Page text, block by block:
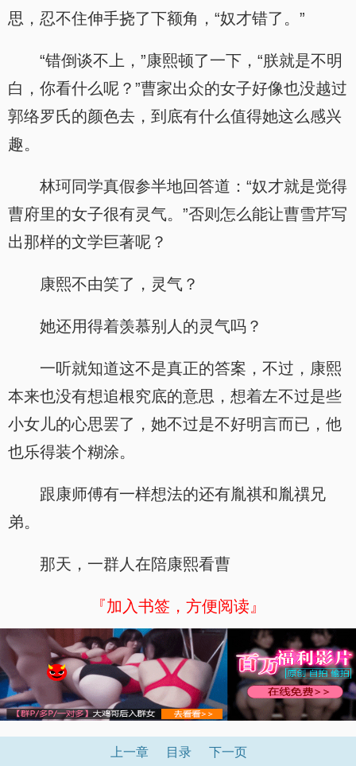
思，忍不住伸手挠了下额角，“奴才错了。”
“错倒谈不上，”康熙顿了一下，“朕就是不明
白，你看什么呢？”曹家出众的女子好像也没越过
郭络罗氏的颜色去，到底有什么值得她这么感兴
趣。
林珂同学真假参半地回答道：“奴才就是觉得
曹府里的女子很有灵气。”否则怎么能让曹雪芹写
出那样的文学巨著呢？
康熙不由笑了，灵气？
她还用得着羡慕别人的灵气吗？
一听就知道这不是真正的答案，不过，康熙
本来也没有想追根究底的意思，想着左不过是些
小女儿的心思罢了，她不过是不好明言而已，他
也乐得装个糊涂。
跟康师傅有一样想法的还有胤祺和胤禩兄
弟。
那天，一群人在陪康熙看曹
『加入书签，方便阅读』
上一章 目录 下一页